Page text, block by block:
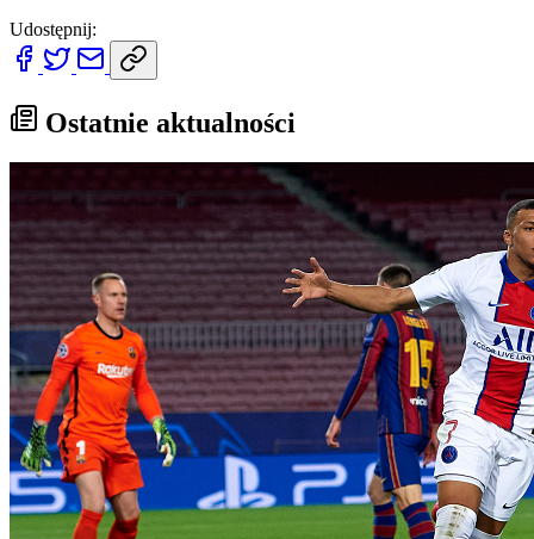
Udostępnij:
Ostatnie aktualności